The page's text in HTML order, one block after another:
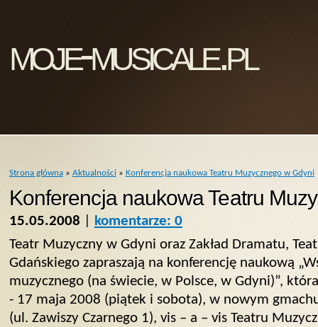
moje-musicale.pl
Strona główna» Aktualności» Konferencja naukowa Teatru Muzycznego w Gdyni
Konferencja naukowa Teatru
15.05.2008
komentarze: 0
Teatr Muzyczny w Gdyni oraz Zakład Dramatu,
Gdańskiego zapraszają na konferencję naukową
muzycznego (na świecie, w Polsce, w Gdyni)”,
- 17 maja 2008 (piątek i sobota), w nowym
(ul. Zawiszy Czarnego 1), vis – a – vis Teatru